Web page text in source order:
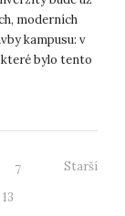
moderních
kampusu: v
bylo tento
7
13
Starší